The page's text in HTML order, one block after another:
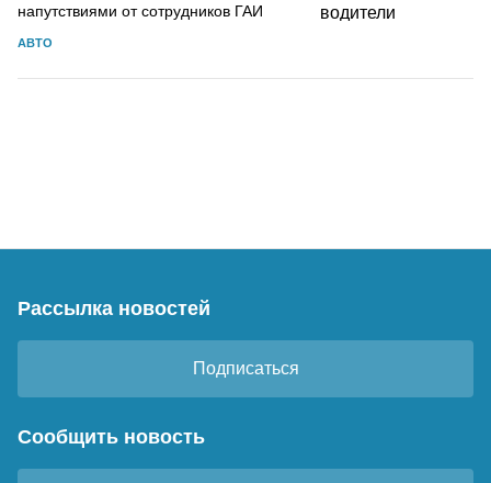
напутствиями от сотрудников ГАИ
АВТО
Рассылка новостей
Подписаться
Сообщить новость